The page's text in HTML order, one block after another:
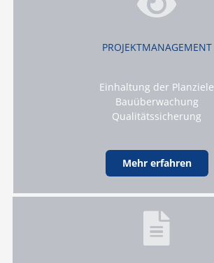
PROJEKTMANAGEMENT
Einhaltung der Planziele
Bauüberwachung
Qualitätssicherung
Mehr erfahren